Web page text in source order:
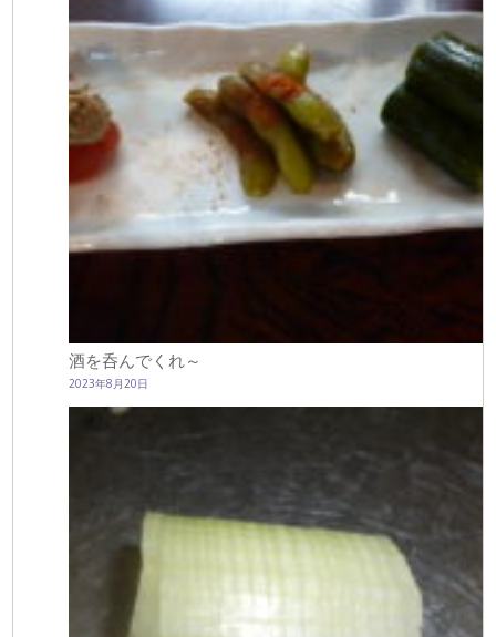
酒を呑んでくれ～
2023年8月20日